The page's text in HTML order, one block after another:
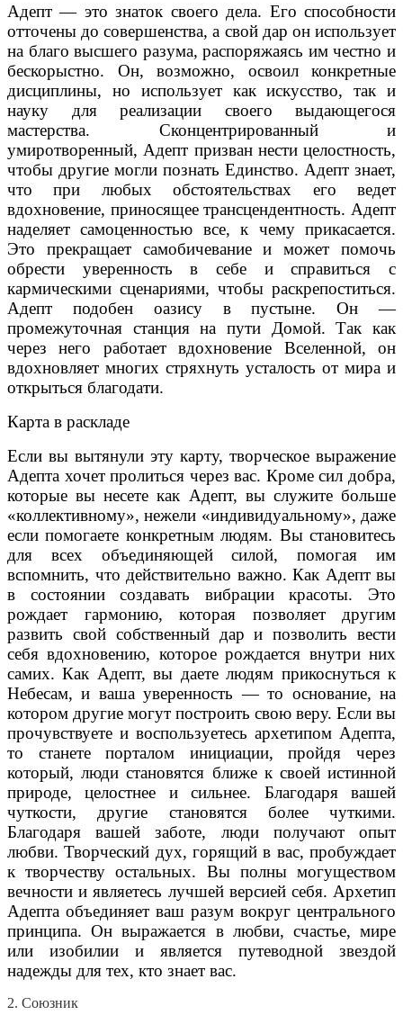
Адепт — это знаток своего дела. Его способности
отточены до совершенства, а свой дар он использует
на благо высшего разума, распоряжаясь им честно и
бескорыстно. Он, возможно, освоил конкретные
дисциплины, но использует как искусство, так и
науку для реализации своего выдающегося
мастерства. Сконцентрированный и
умиротворенный, Адепт призван нести целостность,
чтобы другие могли познать Единство. Адепт знает,
что при любых обстоятельствах его ведет
вдохновение, приносящее трансцендентность. Адепт
наделяет самоценностью все, к чему прикасается.
Это прекращает самобичевание и может помочь
обрести уверенность в себе и справиться с
кармическими сценариями, чтобы раскрепоститься.
Адепт подобен оазису в пустыне. Он —
промежуточная станция на пути Домой. Так как
через него работает вдохновение Вселенной, он
вдохновляет многих стряхнуть усталость от мира и
открыться благодати.
Карта в раскладе
Если вы вытянули эту карту, творческое выражение
Адепта хочет пролиться через вас. Кроме сил добра,
которые вы несете как Адепт, вы служите больше
«коллективному», нежели «индивидуальному», даже
если помогаете конкретным людям. Вы становитесь
для всех объединяющей силой, помогая им
вспомнить, что действительно важно. Как Адепт вы
в состоянии создавать вибрации красоты. Это
рождает гармонию, которая позволяет другим
развить свой собственный дар и позволить вести
себя вдохновению, которое рождается внутри них
самих. Как Адепт, вы даете людям прикоснуться к
Небесам, и ваша уверенность — то основание, на
котором другие могут построить свою веру. Если вы
прочувствуете и воспользуетесь архетипом Адепта,
то станете порталом инициации, пройдя через
который, люди становятся ближе к своей истинной
природе, целостнее и сильнее. Благодаря вашей
чуткости, другие становятся более чуткими.
Благодаря вашей заботе, люди получают опыт
любви. Творческий дух, горящий в вас, пробуждает
к творчеству остальных. Вы полны могуществом
вечности и являетесь лучшей версией себя. Архетип
Адепта объединяет ваш разум вокруг центрального
принципа. Он выражается в любви, счастье, мире
или изобилии и является путеводной звездой
надежды для тех, кто знает вас.
2. Союзник